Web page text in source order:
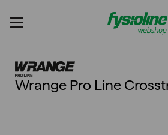
innehållet
Wrange Pro Line